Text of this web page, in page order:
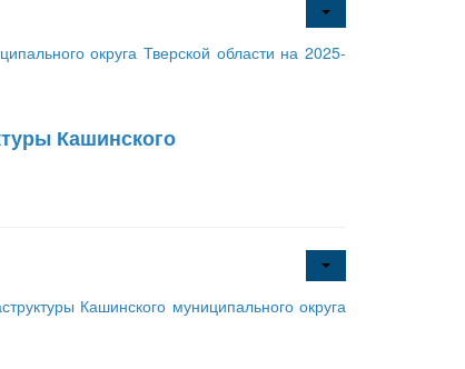
округа Тверской области на 2025-
Кашинского
Кашинского муниципального округа